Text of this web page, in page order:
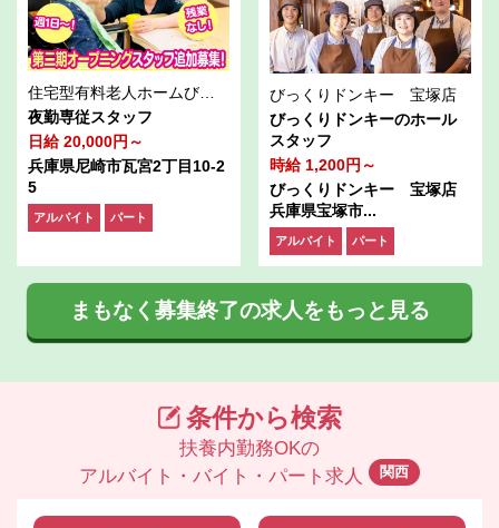
夜勤専従スタッフ
日給 20,000円～
兵庫県尼崎市瓦宮2丁目10-2
5
アルバイト パート
びっくりドンキー 宝塚店
びっくりドンキーのホール
スタッフ
時給 1,200円～
びっくりドンキー 宝塚店
兵庫県宝塚市...
アルバイト パート
まもなく募集終了の求人をもっと見る
条件から検索
扶養内勤務OKの
アルバイト・バイト・パート求人
関西